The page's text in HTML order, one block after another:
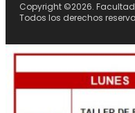
Copyright ©2026. Facultad
Todos los derechos